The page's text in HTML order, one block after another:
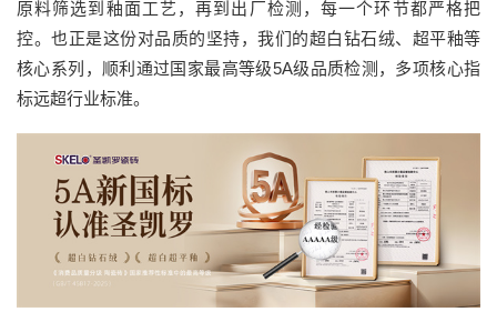
原料筛选到釉面工艺，再到出厂检测，每一个环节都严格把
控。也正是这份对品质的坚持，我们的超白钻石绒、超平釉等
核心系列，顺利通过国家最高等级5A级品质检测，多项核心指
标远超行业标准。